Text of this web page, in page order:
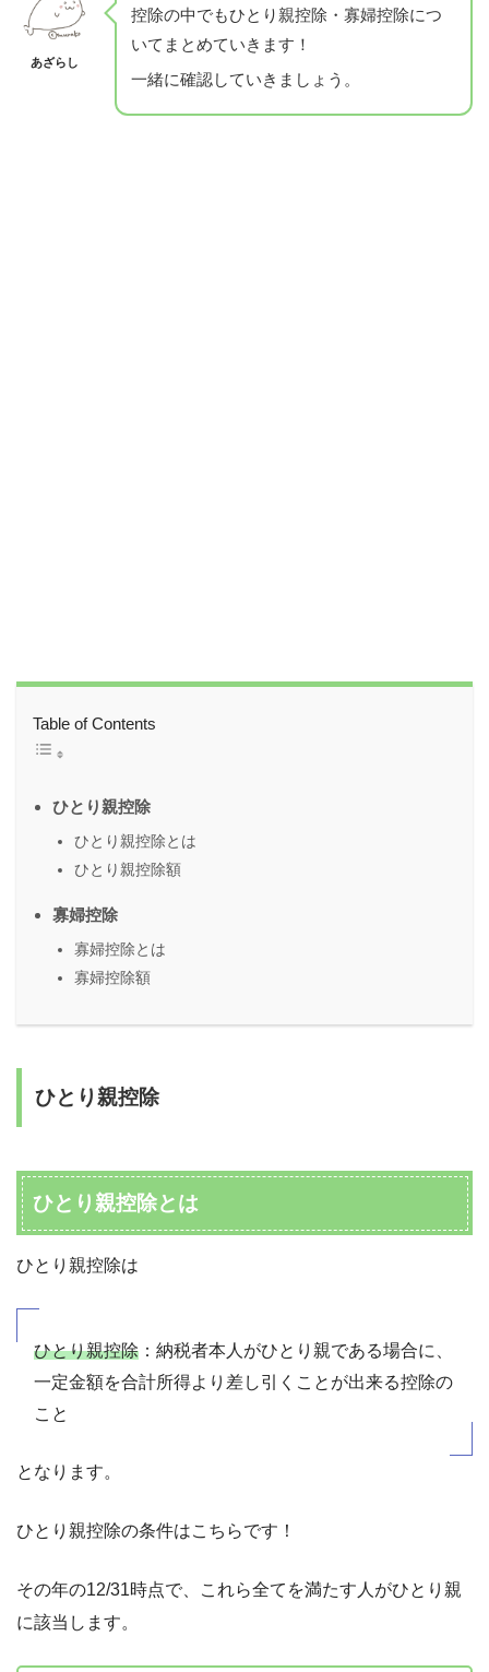
あざらし
控除の中でもひとり親控除・寡婦控除につ
いてまとめていきます！
一緒に確認していきましょう。
Table of Contents
ひとり親控除
ひとり親控除とは
ひとり親控除額
寡婦控除
寡婦控除とは
寡婦控除額
ひとり親控除
ひとり親控除とは
ひとり親控除は
ひとり親控除 ：納税者本人がひとり親である場合に、
一定金額を合計所得より差し引くことが出来る控除の
こと
となります。
ひとり親控除の条件はこちらです！
その年の12/31時点で、これら全てを満たす人がひとり親
に該当します。